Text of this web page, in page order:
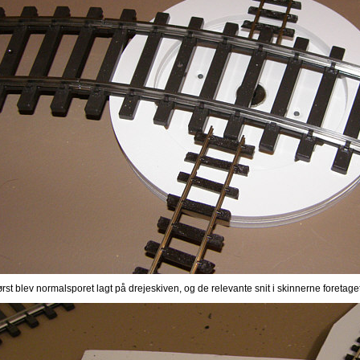
blev normalsporet lagt på drejeskiven, og de relevante snit i skinnerne